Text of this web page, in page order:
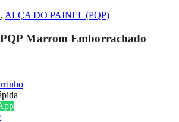
, ALÇA DO PAINEL (PQP)
Marrom Emborrachado